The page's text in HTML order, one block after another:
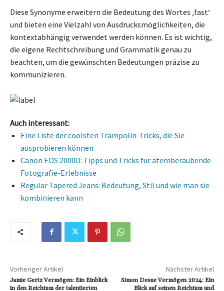
Diese Synonyme erweitern die Bedeutung des Wortes ‚fast‘
und bieten eine Vielzahl von Ausdrucksmöglichkeiten, die
kontextabhängig verwendet werden können. Es ist wichtig,
die eigene Rechtschreibung und Grammatik genau zu
beachten, um die gewünschten Bedeutungen präzise zu
kommunizieren.
Auch interessant:
Eine Liste der coolsten Trampolin-Tricks, die Sie
ausprobieren können
Canon EOS 2000D: Tipps und Tricks für atemberaubende
Fotografie-Erlebnisse
Regular Tapered Jeans: Bedeutung, Stil und wie man sie
kombinieren kann
Vorheriger Artikel
Jamie Gertz Vermögen: Ein Einblick
in den Reichtum der talentierten
Nächster Artikel
Simon Desue Vermögen 2024: Ein
Blick auf seinen Reichtum und